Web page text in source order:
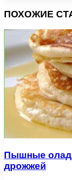
ПОХОЖИЕ
Пышные
дрожжей